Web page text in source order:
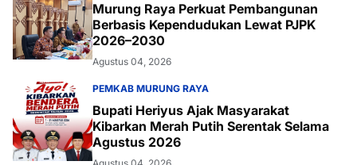
Murung Raya Perkuat Pembangunan
Berbasis Kependudukan Lewat PJPK
2026–2030
Agustus 04, 2026
PEMKAB MURUNG RAYA
Bupati Heriyus Ajak Masyarakat
Kibarkan Merah Putih Serentak Selama
Agustus 2026